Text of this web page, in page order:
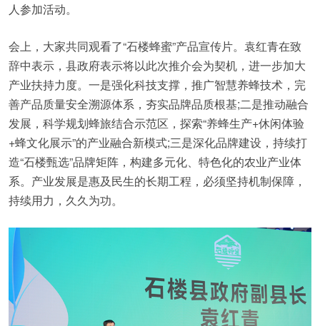
人参加活动。
会上，大家共同观看了“石楼蜂蜜”产品宣传片。袁红青在致
辞中表示，县政府表示将以此次推介会为契机，进一步加大
产业扶持力度。一是强化科技支撑，推广智慧养蜂技术，完
善产品质量安全溯源体系，夯实品牌品质根基;二是推动融合
发展，科学规划蜂旅结合示范区，探索“养蜂生产+休闲体验
+蜂文化展示”的产业融合新模式;三是深化品牌建设，持续打
造“石楼甄选”品牌矩阵，构建多元化、特色化的农业产业体
系。产业发展是惠及民生的长期工程，必须坚持机制保障，
持续用力，久久为功。